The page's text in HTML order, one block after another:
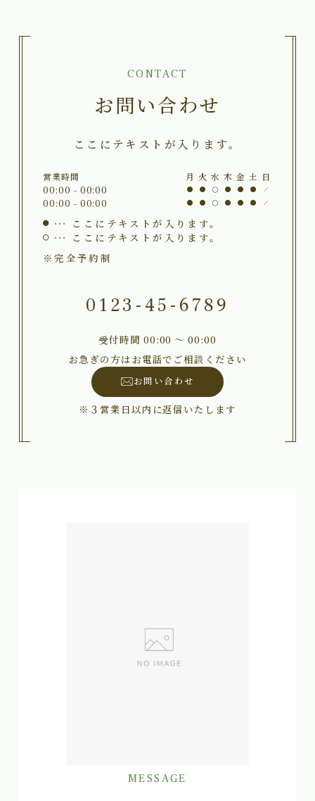
CONTACT
お問い合わせ
ここにテキストが入ります。
営業時間 月 火 水 木 金 土 日
00:00 - 00:00
00:00 - 00:00
ここにテキストが入ります。
ここにテキストが入ります。
※完全予約制
0123-45-6789
受付時間 00:00 〜 00:00
お急ぎの方はお電話でご相談ください
お問い合わせ
※３営業日以内に返信いたします
MESSAGE